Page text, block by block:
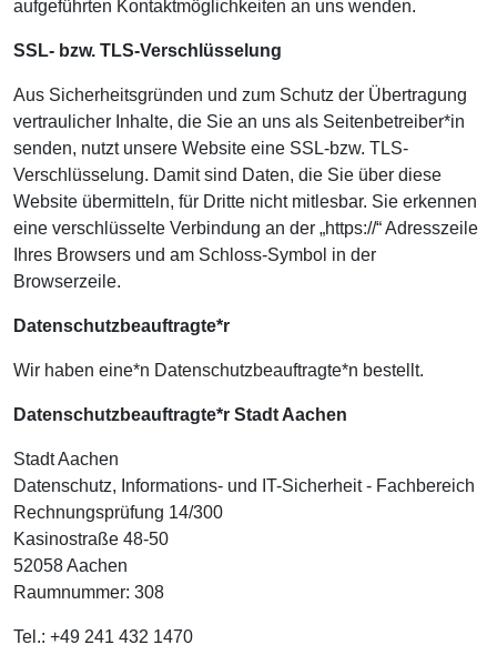
aufgeführten Kontaktmöglichkeiten an uns wenden.
SSL- bzw. TLS-Verschlüsselung
Aus Sicherheitsgründen und zum Schutz der Übertragung
vertraulicher Inhalte, die Sie an uns als Seitenbetreiber*in
senden, nutzt unsere Website eine SSL-bzw. TLS-
Verschlüsselung. Damit sind Daten, die Sie über diese
Website übermitteln, für Dritte nicht mitlesbar. Sie erkennen
eine verschlüsselte Verbindung an der „https://“ Adresszeile
Ihres Browsers und am Schloss-Symbol in der
Browserzeile.
Datenschutzbeauftragte*r
Wir haben eine*n Datenschutzbeauftragte*n bestellt.
Datenschutzbeauftragte*r Stadt Aachen
Stadt Aachen
Datenschutz, Informations- und IT-Sicherheit - Fachbereich
Rechnungsprüfung 14/300
Kasinostraße 48-50
52058 Aachen
Raumnummer: 308
Tel.: +49 241 432 1470